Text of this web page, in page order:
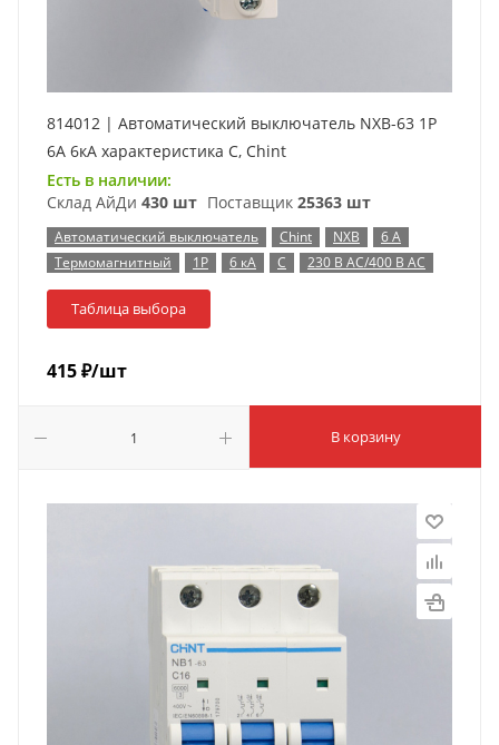
814012 | Автоматический выключатель NXB-63 1P
6А 6кА характеристика C, Chint
Есть в наличии:
Склад АйДи 430 шт Поставщик 25363 шт
Автоматический выключатель Chint NXB
6 А
Термомагнитный
1P 6 кА C 230 В AC/400 В AC
Таблица выбора
415₽/шт
В корзину